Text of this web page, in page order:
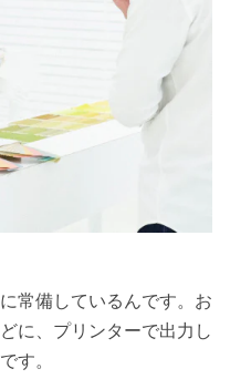
常備しているんです。お
に、プリンターで出力し
す。